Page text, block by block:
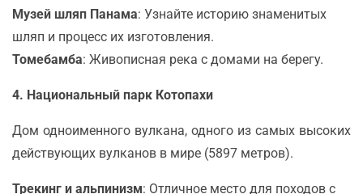
Музей шляп Панама: Узнайте историю знаменитых
шляп и процесс их изготовления.
Томебамба: Живописная река с домами на берегу.
4. Национальный парк Котопахи
Дом одноименного вулкана, одного из самых высоких
действующих вулканов в мире (5897 метров).
Трекинг и альпинизм: Отличное место для походов с